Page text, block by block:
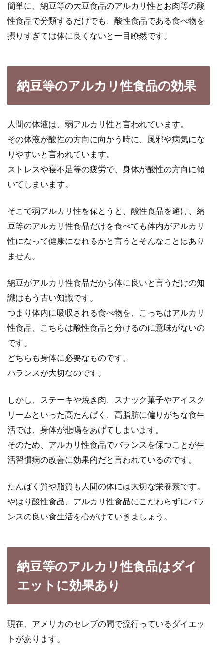
ダイエット中！300キロカロリーを
費です。しかし、カロリー制限したり、運動を
カロリーは1日どのくらい必要？ア
スリートの食事から学ぼう
離乳食でスプーンを噛む原因！スプ
生後5，6ヶ月頃になると、離乳食を始めるので
はないでしょうか。離乳食を始める頃は、赤ち
ゃんの歯...
食事改善とは、時間を見直して自己
改善をするということ
食事改善というと、食事内容に気が向きがちで
間確保と、...
乾麺うどんは塩分が多い？どのよう
うどんは食べやすくて、どのような世代の人に
も人気の食材ですね。乾麺になっているものは
男性の一食分のカロリーはどれくら
いにすれば太らないか
はとかく食生活が乱れがちです。好きな食べ物
簡単に、納豆等の大豆食品のアルカリ性とお肉等の酸
性食品で分類するだけでも、酸性食品である食べ物を
摂りすぎては体に良くないと一目瞭然です。
納豆等のアルカリ性食品の効果
人間の体液は、弱アルカリ性と言われています。
その体液が酸性の方向に向かう時に、風邪や病気にな
りやすいと言われています。
ストレスや寝不足等の疲労で、身体が酸性の方向に傾
いてしまいます。
そこで弱アルカリ性を保とうと、酸性食品を避け、納
豆等のアルカリ性食品だけを食べても体内がアルカリ
性になって健康になれるかと言うとそんなことはあり
ません。
納豆がアルカリ性食品だから体に良いと言うだけの知
識はもう古い知識です。
つまり体内に吸収される食べ物を、こっちはアルカリ
性食品、こちらは酸性食品と分けるのに意味がないの
です。
どちらも身体に必要なものです。
バランスが大切なのです。
しかし、ステーキや焼き肉、スナック菓子やアイスク
リームといった高たんぱく、高脂肪に偏りがちな食生
活では、身体が悲鳴をあげてしまいます。
そのため、アルカリ性食品でバランスを保つことが生
活習慣病の改善に効果的だと言われているのです。
たんぱく質や脂質も人間の体には大切な栄養素です。
やはり酸性食品、アルカリ性食品にこだわらずにバラ
ンスの良い食生活を心がけていきましょう。
納豆等のアルカリ性食品はダイ
エットに効果あり
現在、アメリカのセレブの間で流行っているダイエッ
トがあります。